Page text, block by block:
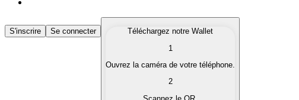
Acheter des Cryptomonnaies
Achetez les cryptomonnaies qui vous intéressent rapidement
Convertissez vos cryptomonnaies en monnaie fiduciaire
S'inscrire Se connecter
Téléchargez notre Wallet
1
Ouvrez la caméra de votre téléphone.
2